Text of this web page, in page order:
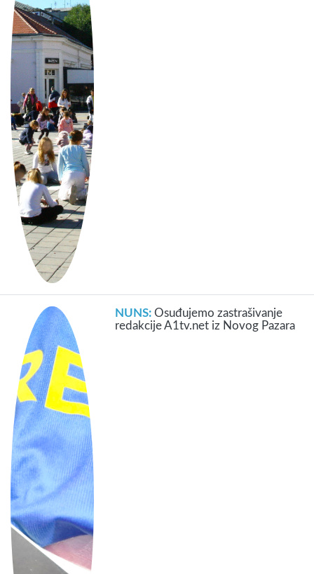
NUNS:Osuđujemo zastrašivanje
redakcije A1tv.net iz Novog Pazara